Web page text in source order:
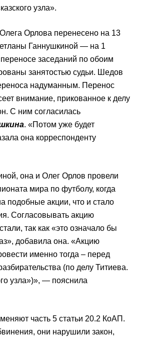
узла».
Орлова перенесено на 13
Ганнушкиной — на 1
заседаний по обоим
занятостью судьи. Шедов
надуманным. Перенос
внимание, прикованное к делу
С ним согласилась
. «Потом уже будет
она корреспонденту
она и Олег Орлов провели
мира по футболу, когда
подобные акции, что и стало
Согласовывать акцию
так как «это означало бы
добавила она. «Акцию
именно тогда – перед
(по делу Титиева.
узла»)», — пояснила
часть 5 статьи 20.2 КоАП.
они нарушили закон,